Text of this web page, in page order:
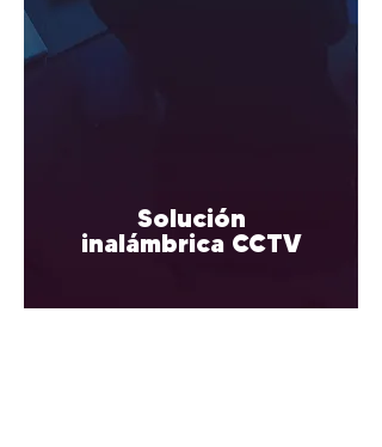
Solución
inalámbrica CCTV